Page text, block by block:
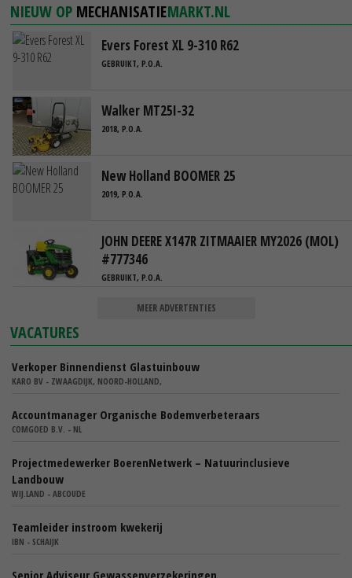
NIEUW OP MECHANISATIEMARKT.NL
Evers Forest XL 9-310 R62
GEBRUIKT, P.O.A.
Walker MT25I-32
2018, P.O.A.
New Holland BOOMER 25
2019, P.O.A.
JOHN DEERE X147R ZITMAAIER MY2026 (MOL)
#777346
GEBRUIKT, P.O.A.
MEER ADVERTENTIES
VACATURES
Verkoper Binnendienst Glastuinbouw
KARO BV - ZWAAGDIJK, NOORD-HOLLAND,
Accountmanager Organische Bodemverbeteraars
COMGOED B.V. - NL
Projectmedewerker BoerenNetwerk – Natuurinclusieve
Landbouw
WIJ.LAND - ABCOUDE
Teamleider instroom kwekerij
IBN - SCHAIJK
Senior Adviseur Gewassenverzekeringen